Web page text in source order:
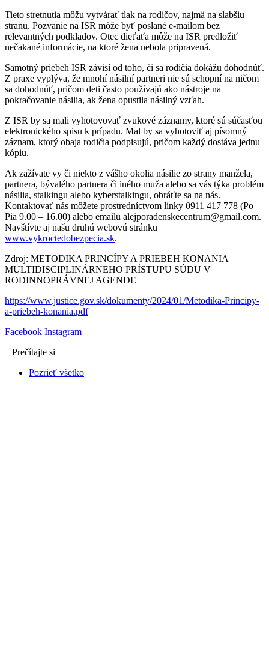
Tieto stretnutia môžu vytvárať tlak na rodičov, najmä na slabšiu
stranu. Pozvanie na ISR môže byť poslané e-mailom bez
relevantných podkladov. Otec dieťaťa môže na ISR predložiť
nečakané informácie, na ktoré žena nebola pripravená.
Samotný priebeh ISR závisí od toho, či sa rodičia dokážu dohodnúť.
Z praxe vyplýva, že mnohí násilní partneri nie sú schopní na ničom
sa dohodnúť, pričom deti často používajú ako nástroje na
pokračovanie násilia, ak žena opustila násilný vzťah.
Z ISR by sa mali vyhotovovať zvukové záznamy, ktoré sú súčasťou
elektronického spisu k prípadu. Mal by sa vyhotoviť aj písomný
záznam, ktorý obaja rodičia podpisujú, pričom každý dostáva jednu
kópiu.
Ak zažívate vy či niekto z vášho okolia násilie zo strany manžela,
partnera, bývalého partnera či iného muža alebo sa vás týka problém
násilia, stalkingu alebo kyberstalkingu, obráťte sa na nás.
Kontaktovať nás môžete prostredníctvom linky 0911 417 778 (Po –
Pia 9.00 – 16.00) alebo emailu alejporadenskecentrum@gmail.com.
Navštívte aj našu druhú webovú stránku
www.vykroctedobezpecia.sk.
Zdroj: METODIKA PRINCÍPY A PRIEBEH KONANIA
MULTIDISCIPLINÁRNEHO PRÍSTUPU SÚDU V
RODINNOPRÁVNEJ AGENDE
https://www.justice.gov.sk/dokumenty/2024/01/Metodika-Principy-
a-priebeh-konania.pdf
Facebook Instagram
Prečítajte si
Pozrieť všetko